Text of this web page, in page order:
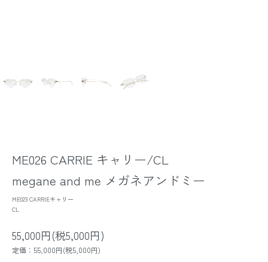
ME026 CARRIE キャリー/CL
megane and me メガネアンドミー
ME023 CARRIEキャリー
CL
55,000円(税5,000円)
定価：55,000円(税5,000円)